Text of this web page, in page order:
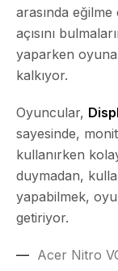
arasında eğilme
açısını
yaparken
kalkıyor.
Oyuncular,
sayesinde,
kullanırken
duymadan,
yapabilmek,
getiriyor.
Acer Nitro